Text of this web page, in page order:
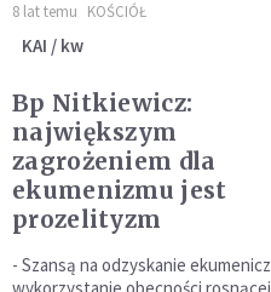
8 lat temu KOŚCIÓŁ
KAI / kw
Bp Nitkiewicz:
największym
zagrożeniem dla
ekumenizmu jest
prozelityzm
- Szansą na odzyskanie